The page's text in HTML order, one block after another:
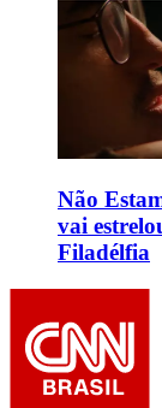
Não
vai
Filadélfia